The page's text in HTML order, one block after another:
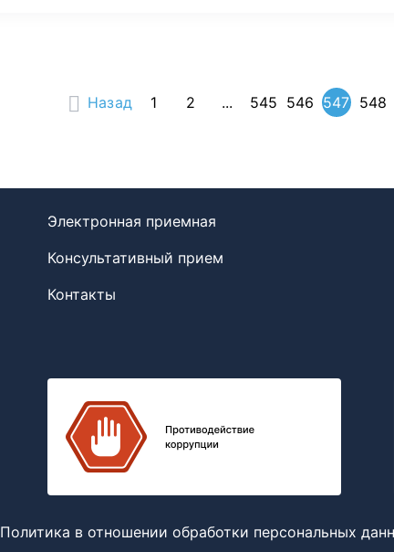
Назад 1 2 ... 545 546 547 548
Электронная приемная
Консультативный прием
Контакты
Политика в отношении обработки персональных